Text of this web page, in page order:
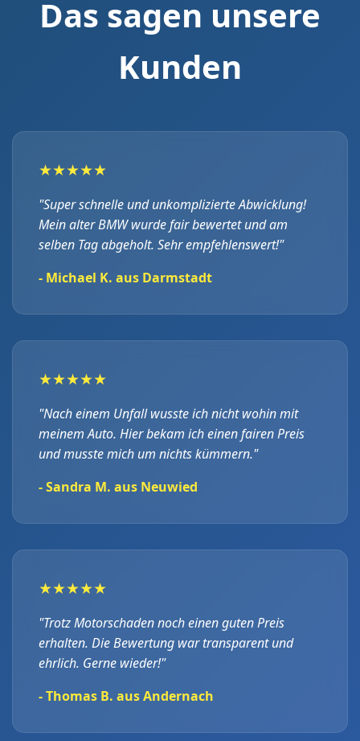
Das sagen unsere
Kunden
★★★★★
"Super schnelle und unkomplizierte Abwicklung!
Mein alter BMW wurde fair bewertet und am
selben Tag abgeholt. Sehr empfehlenswert!"
- Michael K. aus Darmstadt
★★★★★
"Nach einem Unfall wusste ich nicht wohin mit
meinem Auto. Hier bekam ich einen fairen Preis
und musste mich um nichts kümmern."
- Sandra M. aus Neuwied
★★★★★
"Trotz Motorschaden noch einen guten Preis
erhalten. Die Bewertung war transparent und
ehrlich. Gerne wieder!"
- Thomas B. aus Andernach